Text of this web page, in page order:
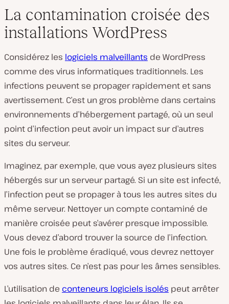
La contamination croisée des
installations WordPress
Considérez les logiciels malveillants de WordPress
comme des virus informatiques traditionnels. Les
infections peuvent se propager rapidement et sans
avertissement. C’est un gros problème dans certains
environnements d’hébergement partagé, où un seul
point d’infection peut avoir un impact sur d’autres
sites du serveur.
Imaginez, par exemple, que vous ayez plusieurs sites
hébergés sur un serveur partagé. Si un site est infecté,
l’infection peut se propager à tous les autres sites du
même serveur. Nettoyer un compte contaminé de
manière croisée peut s’avérer presque impossible.
Vous devez d’abord trouver la source de l’infection.
Une fois le problème éradiqué, vous devrez nettoyer
vos autres sites. Ce n’est pas pour les âmes sensibles.
L’utilisation de conteneurs logiciels isolés peut arrêter